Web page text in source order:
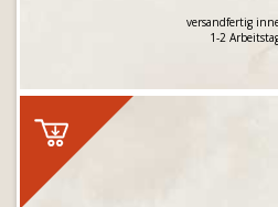
versandfertig
1-2